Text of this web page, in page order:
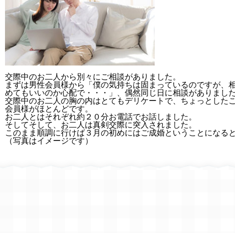
交際中のお二人から別々にご相談がありました。
まずは男性会員様から「僕の気持ちは固まっているのですが
めてもいいのか心配で・・・」、偶然同じ日に相談がありました
交際中のお二人の胸の内はとてもデリケートで、ちょっとした
会員様がほとんどです。
お二人とはそれぞれ約２０分お電話でお話しました。
そしてそして、お二人は真剣交際に突入されました。
このまま順調に行けば３月の初めにはご成婚ということになる
（写真はイメージです）